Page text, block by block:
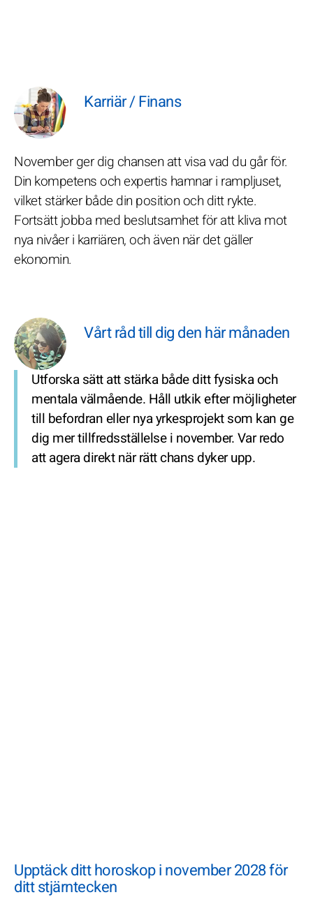
Karriär / Finans
November ger dig chansen att visa vad du går för.
Din kompetens och expertis hamnar i rampljuset,
vilket stärker både din position och ditt rykte.
Fortsätt jobba med beslutsamhet för att kliva mot
nya nivåer i karriären, och även när det gäller
ekonomin.
Vårt råd till dig den här månaden
Utforska sätt att stärka både ditt fysiska och
mentala välmående. Håll utkik efter möjligheter
till befordran eller nya yrkesprojekt som kan ge
dig mer tillfredsställelse i november. Var redo
att agera direkt när rätt chans dyker upp.
Upptäck ditt horoskop i november 2028 för
ditt stjärntecken